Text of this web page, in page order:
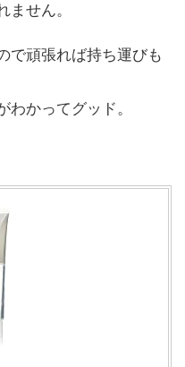
ません。
で頑張れば持ち運びも
かってグッド。